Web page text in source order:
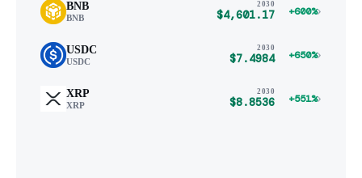
BNB
BNB
2030
$4,601.17 +600%›
USDC
USDC
2030
$7.4984 +650%›
XRP
XRP
2030
$8.8536 +551%›